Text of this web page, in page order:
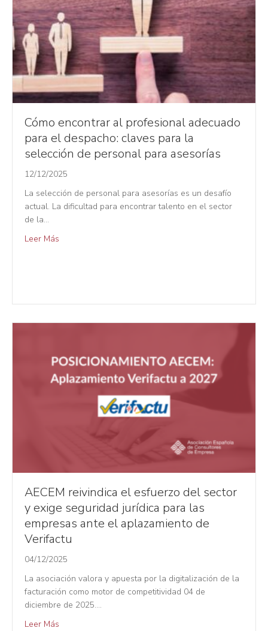
Cómo encontrar al profesional adecuado
para el despacho: claves para la
selección de personal para asesorías
12/12/2025
La selección de personal para asesorías es un desafío
actual. La dificultad para encontrar talento en el sector
de la…
Leer Más
AECEM reivindica el esfuerzo del sector
y exige seguridad jurídica para las
empresas ante el aplazamiento de
Verifactu
04/12/2025
La asociación valora y apuesta por la digitalización de la
facturación como motor de competitividad 04 de
diciembre de 2025.…
Leer Más